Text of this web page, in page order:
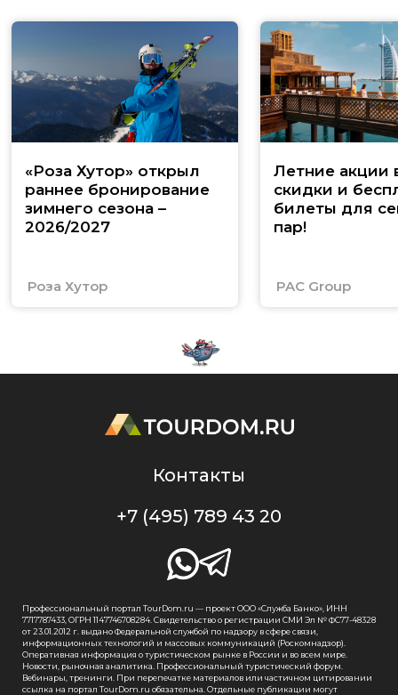
«Роза Хутор» открыл
раннее бронирование
зимнего сезона –
2026/2027
Роза Хутор
Летние акции
скидки и
билеты для
пар!
PAC Group
Контакты
+7 (495) 789 43 20
Профессиональный портал TourDom.ru — проект ООО «Служба Банко», ИНН
7717787433, ОГРН 1147746708284. Свидетельство о регистрации СМИ Эл № ФС77-48328
от 23.01.2012 г. выдано Федеральной службой по надзору в сфере связи,
информационных технологий и массовых коммуникаций (Роскомнадзор).
Оперативная информация о туристическом рынке в России и во всем мире.
Новости, рыночная аналитика. Профессиональный туристический форум.
Вебинары, тренинги. При перепечатке материалов или частичном цитировании
ссылка на портал TourDom.ru обязательна. Отдельные публикации могут